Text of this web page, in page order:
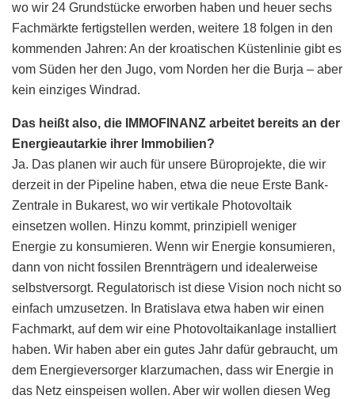
wo wir 24 Grundstücke erworben haben und heuer sechs
Fachmärkte fertigstellen werden, weitere 18 folgen in den
kommenden Jahren: An der kroatischen Küstenlinie gibt es
vom Süden her den Jugo, vom Norden her die Burja – aber
kein einziges Windrad.
Das heißt also, die IMMOFINANZ arbeitet bereits an der
Energieautarkie ihrer Immobilien?
Ja. Das planen wir auch für unsere Büroprojekte, die wir
derzeit in der Pipeline haben, etwa die neue Erste Bank-
Zentrale in Bukarest, wo wir vertikale Photovoltaik
einsetzen wollen. Hinzu kommt, prinzipiell weniger
Energie zu konsumieren. Wenn wir Energie konsumieren,
dann von nicht fossilen Brennträgern und idealerweise
selbstversorgt. Regulatorisch ist diese Vision noch nicht so
einfach umzusetzen. In Bratislava etwa haben wir einen
Fachmarkt, auf dem wir eine Photovoltaikanlage installiert
haben. Wir haben aber ein gutes Jahr dafür gebraucht, um
dem Energieversorger klarzumachen, dass wir Energie in
das Netz einspeisen wollen. Aber wir wollen diesen Weg